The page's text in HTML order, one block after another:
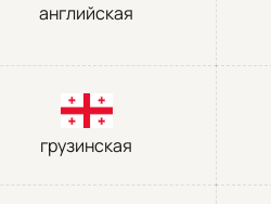
английская
грузинская